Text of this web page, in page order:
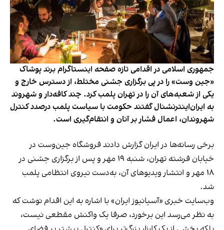
جمهوری اسلامی در اقدامی تازه صفحه اینستاگرام برند پوشاک
«جین وست» را در پی برگزاری جشنی مختلط، از دسترس خارج و
یکی از شعبه‌های آن را در تهران پلمب کرد. چند کافه‌‌دار و شهروند
به ایران‌اینترنشنال گفتند حکومت با سیاست پلمب درصدد کنترل
شهروندان، اعمال فشار بر آنان و انتقام‌گیری است.
برخی رسانه‌ها در ایران گزارش دادند فروشگاه جین‌وست در
خیابان فرشته تهران، شنبه ۱۹ مهر و پس از برگزاری جشنی در
۱۸ مهر و انتشار ویدیوهای آن، به‌دست نیروی انتظامی پلمب
شد.
وب‌سایت خبری «آسیانیوز ایران» با اشاره به این اقدام نوشت که
به نظر می‌رسد این برخورد، صرفا یک واکنش مقطعی نیست،